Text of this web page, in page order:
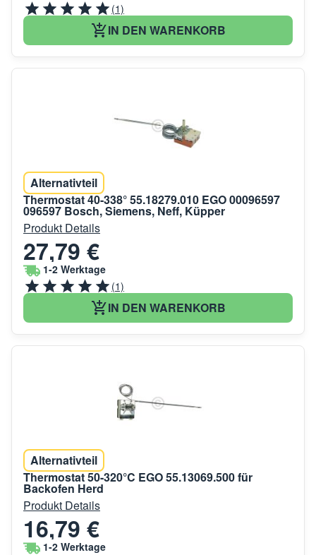
(1)
IN DEN WARENKORB
Alternativteil
Thermostat 40-338° 55.18279.010 EGO 00096597
096597 Bosch, Siemens, Neff, Küpper
Produkt Details
27,79 €
1-2 Werktage
(1)
IN DEN WARENKORB
Alternativteil
Thermostat 50-320°C EGO 55.13069.500 für
Backofen Herd
Produkt Details
16,79 €
1-2 Werktage